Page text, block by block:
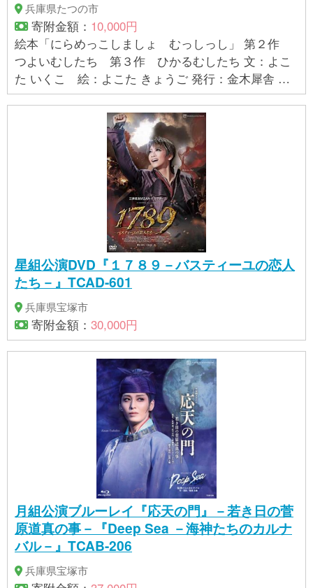
兵庫県たつの市
寄附金額： 10,000円
絵本「にらめっこしましょ むっしっし」 第２作
つよいむしたち 第３作 ひかるむしたち 文：よこ
た いくこ 絵：よこた きょうご 発行：金木犀舎 装
丁：A4変型判、３２ページ、上製、 出版社：金木犀
舎 販売者：横田 京悟 〒679-4123 兵庫県
たつの市龍野町片山２－９
星組公演DVD『１７８９－バスティーユの恋人
たち－』TCAD-601
兵庫県宝塚市
寄附金額： 30,000円
月組公演ブルーレイ『応天の門』－若き日の菅
原道真の事－『Deep Sea －海神たちのカルナ
バル－』TCAB-206
兵庫県宝塚市